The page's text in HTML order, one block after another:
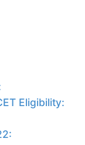
Eligibility: